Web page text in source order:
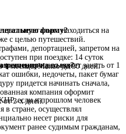
нелегально находиться на
с целью путешествий.
депортацией, запретом на
при поездке: 14 суток
1 месяца, Макао до 30 дней.
легальную форму?
процесс может занять от 1
ошибки, недочеты, пакет бумаг
придется начинать сначала,
компания оформит
от 3-х дней.
на въезд?
если в прошлом человек
стране, осуществлял
несет риски для
ранее судимым гражданам,